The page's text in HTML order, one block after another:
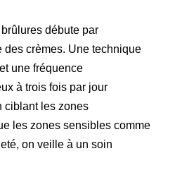
débute par
des crèmes. Une technique
une fréquence
à trois fois par jour
ciblant les zones
les zones sensibles comme
on veille à un soin